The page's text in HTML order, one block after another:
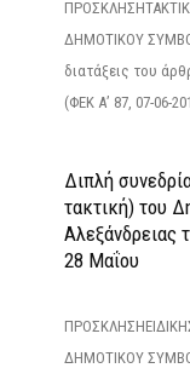
ΔΗΜΟΤΙΚΟΥ
διατάξεις του
(ΦΕΚ Α’ 87, 07-06-
Διπλή
τακτική) του
Αλεξάνδρειας
28 Μαΐου
ΔΗΜΟΤΙΚΟΥ